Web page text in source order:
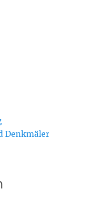
Denkmäler